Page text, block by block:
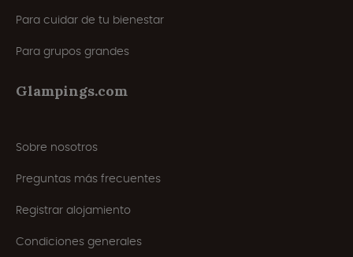
Para cuidar de tu bienestar
Para grupos grandes
Glampings.com
Sobre nosotros
Preguntas más frecuentes
Registrar alojamiento
Condiciones generales